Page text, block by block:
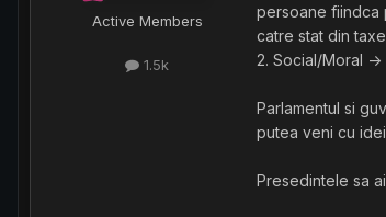
Active Members
1.5k
persoane fiindca
catre stat din
2. Social/Moral -
Parlamentul si
putea veni cu
Presedintele sa